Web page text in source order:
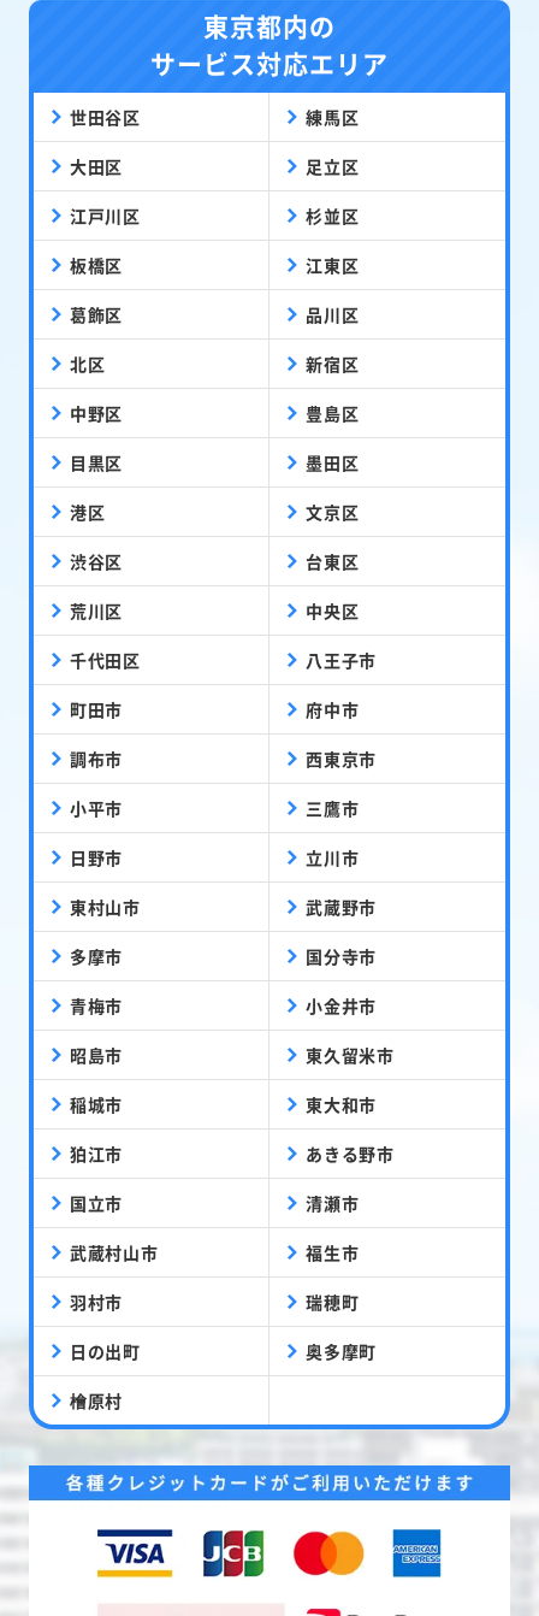
東京都内の
サービス対応エリア
世田谷区 練馬区
大田区 足立区
江戸川区 杉並区
板橋区 江東区
葛飾区 品川区
北区 新宿区
中野区 豊島区
目黒区 墨田区
港区 文京区
渋谷区 台東区
荒川区 中央区
千代田区 八王子市
町田市 府中市
調布市 西東京市
小平市 三鷹市
日野市 立川市
東村山市 武蔵野市
多摩市 国分寺市
青梅市 小金井市
昭島市 東久留米市
稲城市 東大和市
狛江市 あきる野市
国立市 清瀬市
武蔵村山市 福生市
羽村市 瑞穂町
日の出町 奥多摩町
檜原村